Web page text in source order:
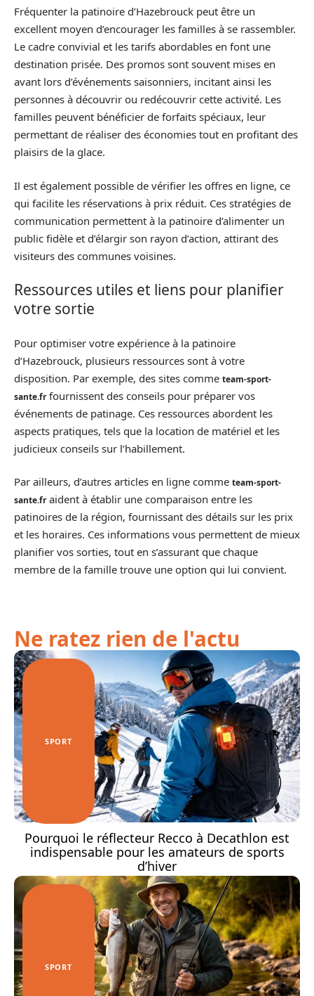
Fréquenter la patinoire d’Hazebrouck peut être un
excellent moyen d’encourager les familles à se rassembler.
Le cadre convivial et les tarifs abordables en font une
destination prisée. Des promos sont souvent mises en
avant lors d’événements saisonniers, incitant ainsi les
personnes à découvrir ou redécouvrir cette activité. Les
familles peuvent bénéficier de forfaits spéciaux, leur
permettant de réaliser des économies tout en profitant des
plaisirs de la glace.
Il est également possible de vérifier les offres en ligne, ce
qui facilite les réservations à prix réduit. Ces stratégies de
communication permettent à la patinoire d’alimenter un
public fidèle et d’élargir son rayon d’action, attirant des
visiteurs des communes voisines.
Ressources utiles et liens pour planifier
votre sortie
Pour optimiser votre expérience à la patinoire
d’Hazebrouck, plusieurs ressources sont à votre
disposition. Par exemple, des sites comme team-sport-
sante.frfournissent des conseils pour préparer vos
événements de patinage. Ces ressources abordent les
aspects pratiques, tels que la location de matériel et les
judicieux conseils sur l’habillement.
Par ailleurs, d’autres articles en ligne comme team-sport-
sante.fraident à établir une comparaison entre les
patinoires de la région, fournissant des détails sur les prix
et les horaires. Ces informations vous permettent de mieux
planifier vos sorties, tout en s’assurant que chaque
membre de la famille trouve une option qui lui convient.
Ne ratez rien de l'actu
SPORT
Pourquoi le réflecteur Recco à Decathlon est
indispensable pour les amateurs de sports
d’hiver
SPORT